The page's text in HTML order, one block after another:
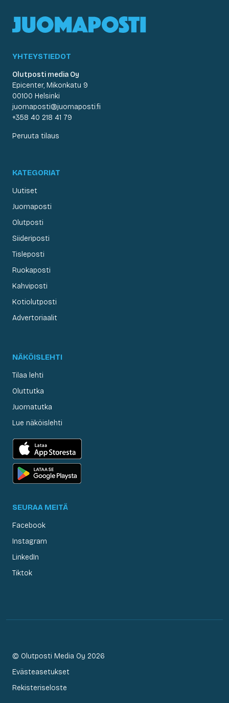
YHTEYSTIEDOT
Olutposti media Oy
Epicenter, Mikonkatu 9
00100 Helsinki
juomaposti@juomaposti.fi
+358 40 218 41 79
Peruuta tilaus
KATEGORIAT
Uutiset
Juomaposti
Olutposti
Siideriposti
Tisleposti
Ruokaposti
Kahviposti
Kotiolutposti
Advertoriaalit
NÄKÖISLEHTI
Tilaa lehti
Oluttutka
Juomatutka
Lue näköislehti
SEURAA MEITÄ
Facebook
Instagram
LinkedIn
Tiktok
© Olutposti Media Oy 2026
Evästeasetukset
Rekisteriseloste